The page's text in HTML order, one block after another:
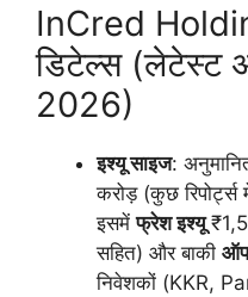
InCred
डिटेल्स (लेटेस्ट
2026)
इश्यू साइज:
करोड़ (कुछ
इसमेंफ्रेश इश्यू
सहित) और बाकी
निवेशकों (KKR,